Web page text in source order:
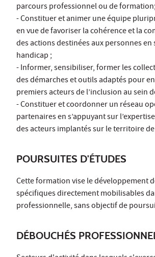
parcours professionnel ou de formation;
- Constituer et animer une équipe
en vue de favoriser la cohérence et la
des actions destinées aux personnes
handicap ;
- Informer, sensibiliser, former les
des démarches et outils adaptés pour
premiers acteurs de l’inclusion au sein
- Constituer et coordonner un réseau
partenaires en s’appuyant sur
des acteurs implantés sur le territoire
POURSUITES D'ÉTUDES
Cette formation vise le développement
spécifiques directement mobilisables
professionnelle, sans objectif de
DÉBOUCHÉS